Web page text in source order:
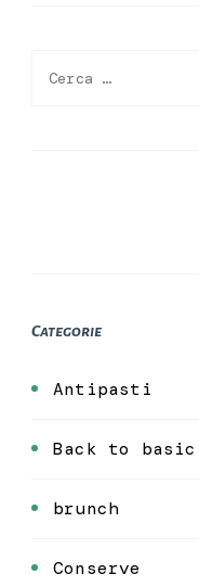
Ricerca
Categorie
Antipasti
Back to basic
brunch
Conserve